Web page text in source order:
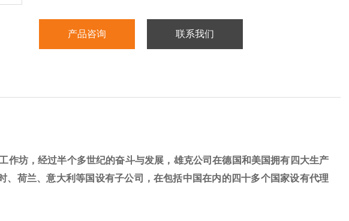
产品咨询 联系我们
作坊，经过半个多世纪的奋斗与发展，雄克公司在德国和美国拥有四大生产
、荷兰、意大利等国设有子公司，在包括中国在内的四十多个国家设有代理